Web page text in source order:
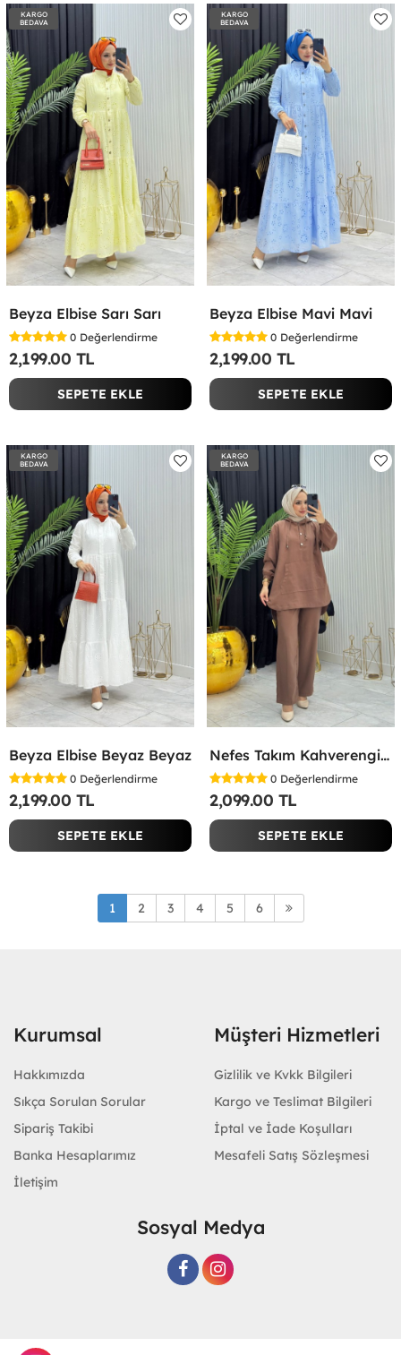
KARGO
BEDAVA
Beyza Elbise Sarı Sarı
0 Değerlendirme
2,199.00 TL
SEPETE EKLE
KARGO
BEDAVA
Beyza Elbise Mavi Mavi
0 Değerlendirme
2,199.00 TL
SEPETE EKLE
KARGO
BEDAVA
Beyza Elbise Beyaz Beyaz
0 Değerlendirme
2,199.00 TL
SEPETE EKLE
KARGO
BEDAVA
Nefes Takım Kahverengi Kahverengi
0 Değerlendirme
2,099.00 TL
SEPETE EKLE
1 2 3 4 5 6
Kurumsal
Hakkımızda
Sıkça Sorulan Sorular
Sipariş Takibi
Banka Hesaplarımız
İletişim
Müşteri Hizmetleri
Gizlilik ve Kvkk Bilgileri
Kargo ve Teslimat Bilgileri
İptal ve İade Koşulları
Mesafeli Satış Sözleşmesi
Sosyal Medya